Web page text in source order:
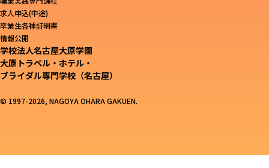
求人申込(中途)
卒業生各種証明書
情報公開
学校法人名古屋大原学園
大原トラベル・ホテル・
ブライダル専門学校（名古屋）
© 1997-2026, NAGOYA OHARA GAKUEN.